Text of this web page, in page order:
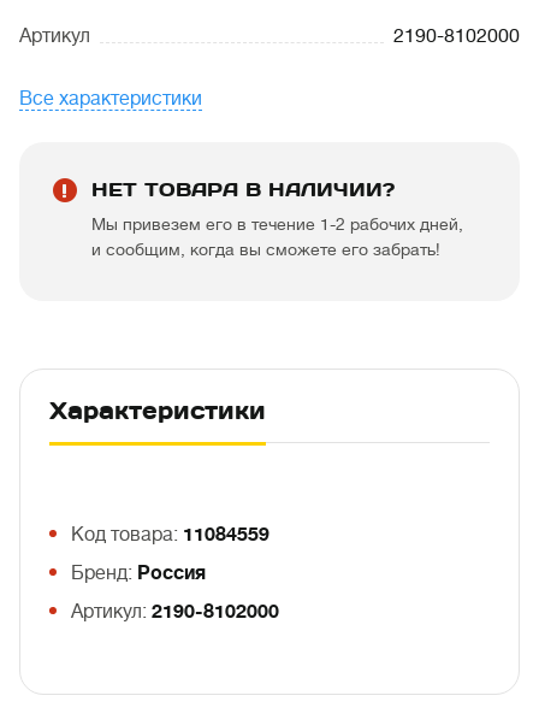
Артикул 2190-8102000
Все характеристики
НЕТ ТОВАРА В НАЛИЧИИ?
Мы привезем его в течение 1-2 рабочих дней,
и сообщим, когда вы сможете его забрать!
Характеристики
Код товара: 11084559
Бренд: Россия
Артикул: 2190-8102000